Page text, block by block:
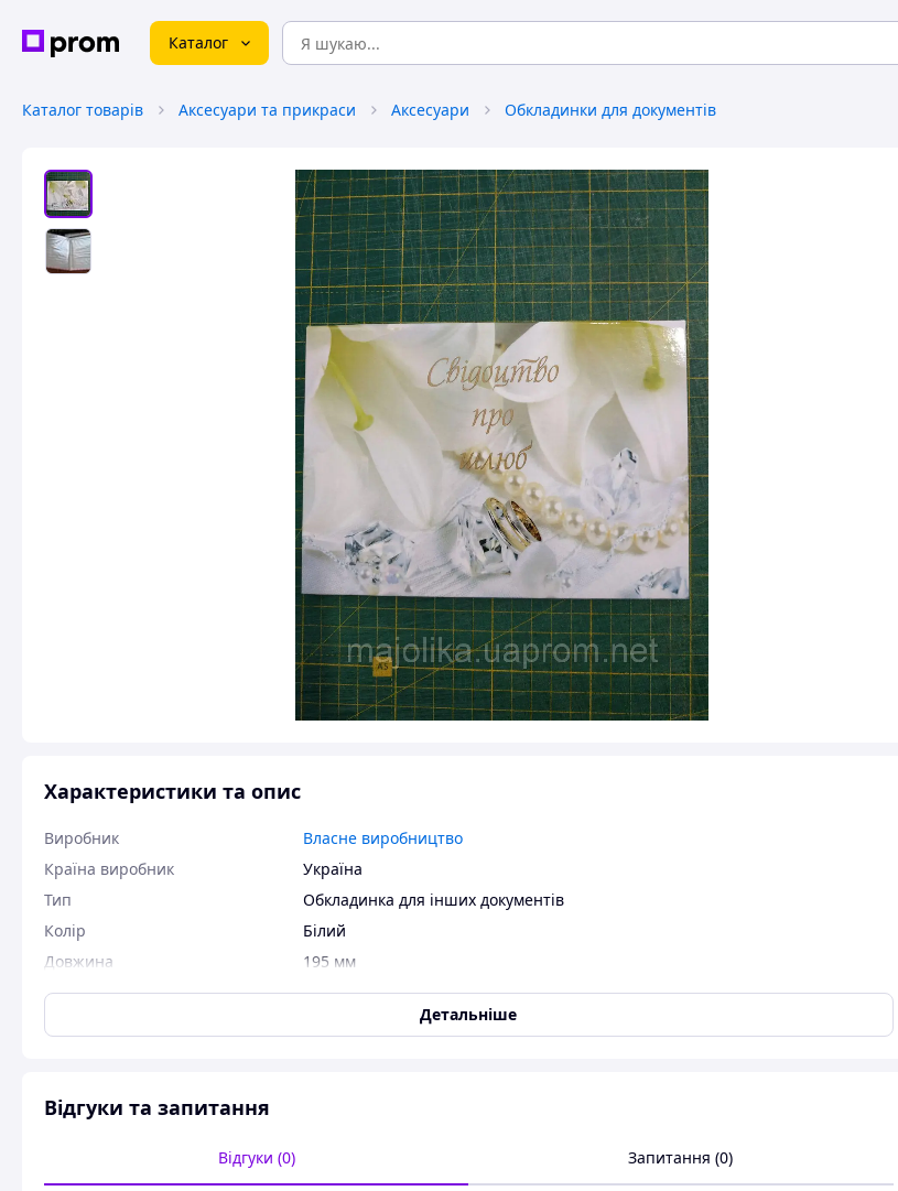
Каталог
Каталог товарів Аксесуари та прикраси Аксесуари Обкладинки для документів
Характеристики та опис
Виробник
Власне виробництво
Країна виробник
Україна
Тип
Обкладинка для інших документів
Колір
Білий
Довжина
195 мм
Ширина
135 мм
Обкладинка, в яку вкладається бланк Свідоцтва про шлюб.
Виготовлена ​​у вигляді білої ламінованої папки з друком на титульній стороні. На внутрішній стороні є
кріплення для бланка, у вигляді одної смужки з ламінованого паперу, можливо замовити обкладинки з
Детальніше
Відгуки та запитання
Відгуки (0) Запитання (0)